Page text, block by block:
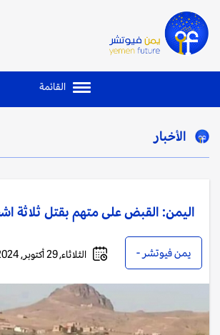
القائمة
الأخبار
اليمن: القبض على متهم بقتل ثلاثة
يمن فيوتشر - الثلاثاء, 29 أكتوبر, 2024 - 11:00 صباحاً